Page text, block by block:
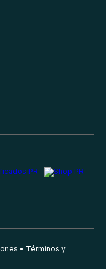
Términos y